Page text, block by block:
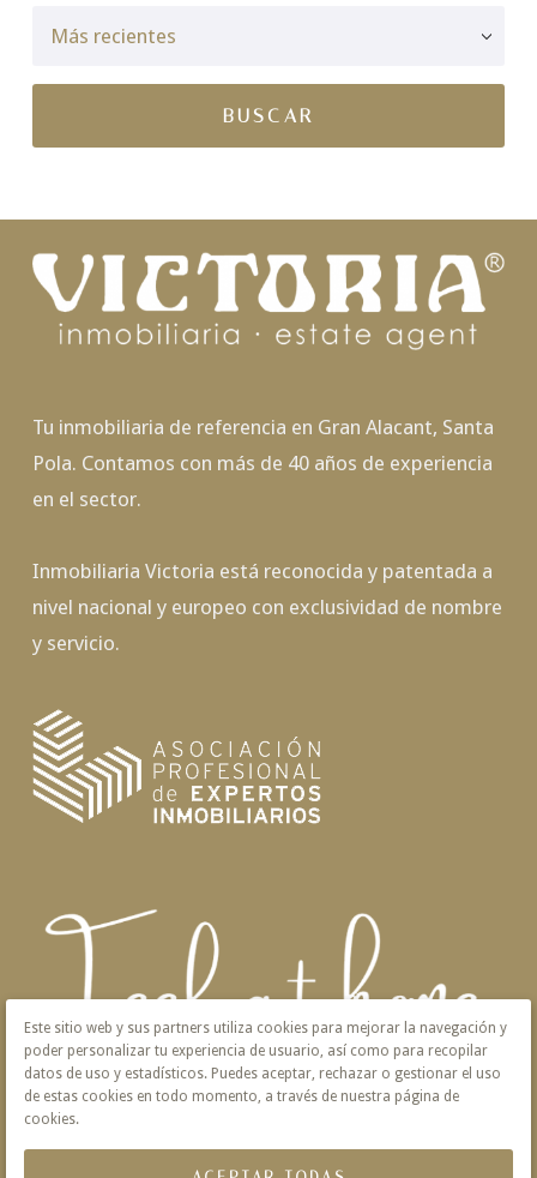
Tu inmobiliaria de referencia en Gran Alacant, Santa
Pola. Contamos con más de 40 años de experiencia
en el sector.
Inmobiliaria Victoria está reconocida y patentada a
nivel nacional y europeo con exclusividad de nombre
y servicio.
Este sitio web y sus partners utiliza cookies para mejorar la navegación y
poder personalizar tu experiencia de usuario, así como para recopilar
datos de uso y estadísticos. Puedes aceptar, rechazar o gestionar el uso
de estas cookies en todo momento, a través de nuestra página de
cookies.